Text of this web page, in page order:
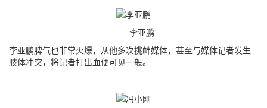
李亚鹏
李亚鹏脾气也非常火爆，从他多次挑衅媒体，甚至与媒体记者发生
肢体冲突，将记者打出血便可见一般。